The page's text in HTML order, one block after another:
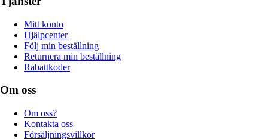
Mitt konto
Hjälpcenter
Följ min beställning
Returnera min beställning
Rabattkoder
Om oss
Om oss?
Kontakta oss
Försäljningsvillkor